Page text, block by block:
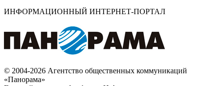
ИНФОРМАЦИОННЫЙ ИНТЕРНЕТ-ПОРТАЛ
© 2004-2026 Агентство общественных коммуникаций
«Панорама»